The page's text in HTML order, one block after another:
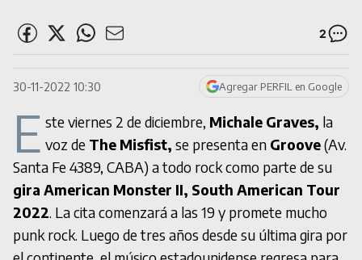
2
30-11-2022 10:30 Agregar PERFIL en Google
E ste viernes 2 de diciembre, Michale Graves, la
voz de The Misfist, se presenta en Groove(Av.
Santa Fe 4389, CABA) a todo rock como parte de su
gira American Monster II, South American Tour
2022. La cita comenzará a las 19 y promete mucho
punk rock. Luego de tres años desde su última gira por